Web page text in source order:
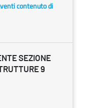
contenuto di
SEZIONE
9